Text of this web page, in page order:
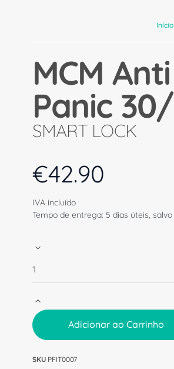
Início
MCM Anti
Panic
SMART LOCK
€42.90
IVA incluído
Tempo de entrega: 5 dias úteis,
Adicionar ao Carrinho
SKU PFIT0007